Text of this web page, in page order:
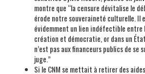
montre que “la censure dévitalise le
érode notre souveraineté culturelle. Il
évidemment un lien indéfectible entre
création et démocratie, or dans un
n’est pas aux financeurs publics de se
juge.”
Si le CNM se mettait à retirer des